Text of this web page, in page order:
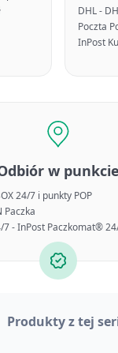
DHL -
Poczta
InPost
w punkcie
24/7 i punkty POP
Paczka
- InPost Paczkomat®
Produkty z tej